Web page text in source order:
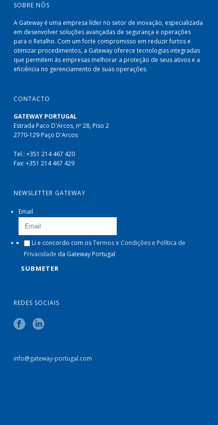
SOBRE NÓS
A Gateway é uma empresa líder no setor de inovação, especializada
em desenvolver soluções avançadas de segurança e operações
para o Retalho. Com um forte compromisso em reduzir furtos e
otimizar procedimentos, a Gateway oferece tecnologias integradas
que permitem às empresas melhorar a proteção de seus ativos e a
eficiência no gerenciamento de suas operações.
CONTACTO
GATEWAY PORTUGAL
Estrada Paco D'Arcos, nº 28, Piso 2
2770-129 Paço D'Arcos
Tel.: +351 214 467 420
Fax: +351 214 467 429
NEWSLETTER GATEWAY
Email
Li e concordo com osTermos e Condições e Política de
Privacidade da Gateway Portugal
REDES SOCIAIS
info@gateway-portugal.com